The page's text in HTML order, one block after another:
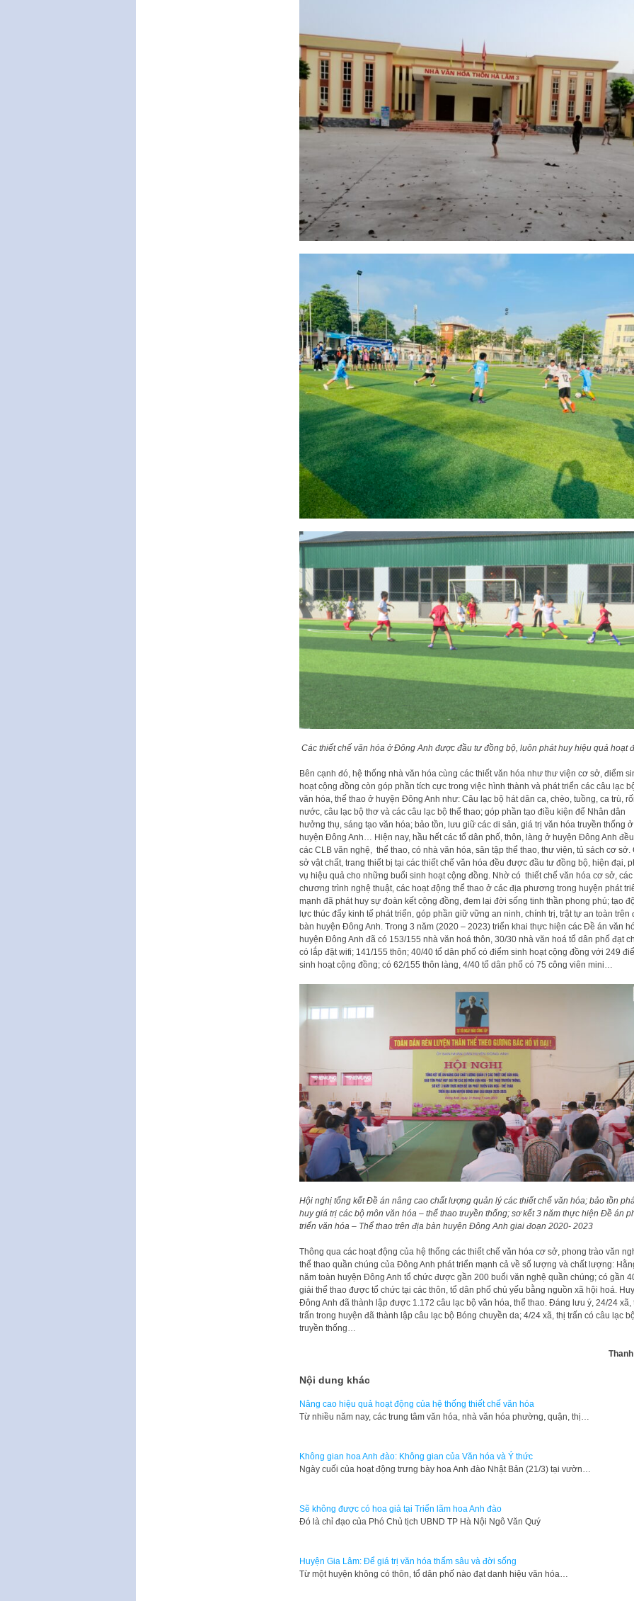
Các thiết chế văn hóa ở Đông Anh được đầu tư đồng bộ, luôn phát huy hiệu quả hoạt
Bên cạnh đó, hệ thống nhà văn hóa cùng các thiết văn hóa như thư viện cơ sở, điểm
hoạt cộng đồng còn góp phần tích cực trong việc hình thành và phát triển các câu lạc
văn hóa, thể thao ở huyện Đông Anh như: Câu lạc bộ hát dân ca, chèo, tuồng, ca trù, rối
nước, câu lạc bộ thơ và các câu lạc bộ thể thao; góp phần tạo điều kiện để Nhân dân
hưởng thụ, sáng tạo văn hóa; bảo tồn, lưu giữ các di sản, giá trị văn hóa truyền thống ở
huyện Đông Anh… Hiện nay, hầu hết các tổ dân phố, thôn, làng ở huyện Đông Anh
các CLB văn nghệ, thể thao, có nhà văn hóa, sân tập thể thao, thư viện, tủ sách cơ sở.
sở vật chất, trang thiết bị tại các thiết chế văn hóa đều được đầu tư đồng bộ, hiện đại,
vụ hiệu quả cho những buổi sinh hoạt cộng đồng. Nhờ có thiết chế văn hóa cơ sở, các
chương trình nghệ thuật, các hoạt động thể thao ở các địa phương trong huyện phát
mạnh đã phát huy sự đoàn kết cộng đồng, đem lại đời sống tinh thần phong phú; tạo
lực thúc đẩy kinh tế phát triển, góp phần giữ vững an ninh, chính trị, trật tự an toàn trên
bàn huyện Đông Anh. Trong 3 năm (2020 – 2023) triển khai thực hiện các Đề án văn
huyện Đông Anh đã có 153/155 nhà văn hoá thôn, 30/30 nhà văn hoá tổ dân phố đạt
có lắp đặt wifi; 141/155 thôn; 40/40 tổ dân phố có điểm sinh hoạt cộng đồng với 249
sinh hoạt cộng đồng; có 62/155 thôn làng, 4/40 tổ dân phố có 75 công viên mini…
Hội nghị tổng kết Đề án nâng cao chất lượng quản lý các thiết chế văn hóa; bảo tồn
huy giá trị các bộ môn văn hóa – thể thao truyền thống; sơ kết 3 năm thực hiện Đề án
triển văn hóa – Thể thao trên địa bàn huyện Đông Anh giai đoạn 2020- 2023
Thông qua các hoạt động của hệ thống các thiết chế văn hóa cơ sở, phong trào văn
thể thao quần chúng của Đông Anh phát triển mạnh cả về số lượng và chất lượng:
năm toàn huyện Đông Anh tổ chức được gần 200 buổi văn nghệ quần chúng; có gần
giải thể thao được tổ chức tại các thôn, tổ dân phố chủ yếu bằng nguồn xã hội hoá.
Đông Anh đã thành lập được 1.172 câu lạc bộ văn hóa, thể thao. Đáng lưu ý, 24/24 xã,
trấn trong huyện đã thành lập câu lạc bộ Bóng chuyền da; 4/24 xã, thị trấn có câu lạc
truyền thống…
Nội dung khác
Nâng cao hiệu quả hoạt động của hệ thống thiết chế văn hóa
Từ nhiều năm nay, các trung tâm văn hóa, nhà văn hóa phường, quận, thị…
Không gian hoa Anh đào: Không gian của Văn hóa và Ý thức
Ngày cuối của hoạt động trưng bày hoa Anh đào Nhật Bản (21/3) tại vườn…
Sẽ không được có hoa giả tại Triển lãm hoa Anh đào
Đó là chỉ đạo của Phó Chủ tịch UBND TP Hà Nội Ngô Văn Quý
Huyện Gia Lâm: Để giá trị văn hóa thấm sâu và đời sống
Từ một huyện không có thôn, tổ dân phố nào đạt danh hiệu văn hóa…